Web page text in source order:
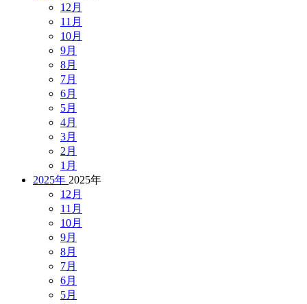
12月
11月
10月
9月
8月
7月
6月
5月
4月
3月
2月
1月
2025年 2025年
12月
11月
10月
9月
8月
7月
6月
5月